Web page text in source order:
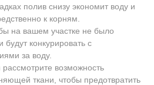
полив снизу экономит воду и
к корням.
на вашем участке не было
будут конкурировать с
за воду.
возможность
ткани, чтобы предотвратить